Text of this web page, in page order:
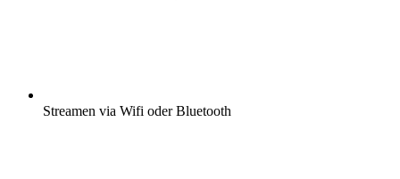
Streamen via Wifi oder Bluetooth